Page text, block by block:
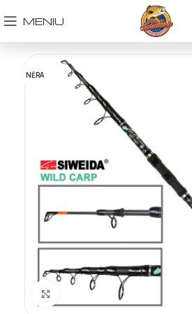
MENIU
NĖRA
Spustelėkite norėdami padidinti